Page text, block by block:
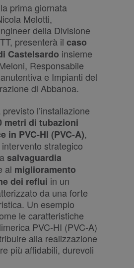
prima giornata
Melotti,
della Divisione
presenterà il caso
Castelsardo insieme
Responsabile
e Impianti del
di Abbanoa.
l’installazione
metri di tubazioni
in PVC-HI (PVC-A),
strategico
salvaguardia
al miglioramento
dei reflui in un
da una forte
Un esempio
le caratteristiche
PVC-HI (PVC-A)
alla realizzazione
più affidabili, durevoli